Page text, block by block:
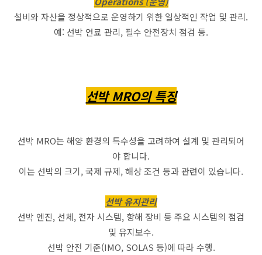
설비와 자산을 정상적으로 운영하기 위한 일상적인 작업 및 관리.
예: 선박 연료 관리, 필수 안전장치 점검 등.
선박 MRO의 특징
선박 MRO는 해양 환경의 특수성을 고려하여 설계 및 관리되어
야 합니다.
이는 선박의 크기, 국제 규제, 해상 조건 등과 관련이 있습니다.
선박 유지관리
선박 엔진, 선체, 전자 시스템, 항해 장비 등 주요 시스템의 점검
및 유지보수.
선박 안전 기준(IMO, SOLAS 등)에 따라 수행.